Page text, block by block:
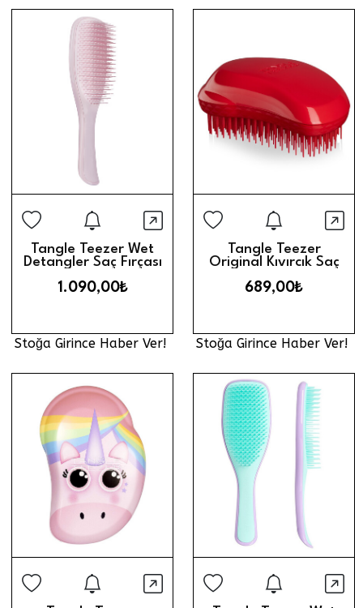
Stoğa Girince Haber Ver
Hızlı Görünüm
Tangle Teezer Wet
Detangler Saç Fırçası
1.090,00₺
Stoğa Girince Haber Ver!
Stoğa
Tangle Teezer
Original Kıvırcık Saç
689,00₺
Stoğa Girince Haber Ver!
Stoğa Girince Haber Ver
Hızlı Görünüm
Stoğa